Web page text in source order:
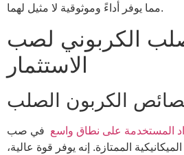
مما يوفر أداءً وموثوقية لا مثيل لهما.
الكربوني لصب
الاستثمار
الكربون الصلب
المستخدمة على نطاق واسع في صب
الممتازة. إنه يوفر قوة عالية،